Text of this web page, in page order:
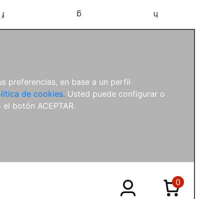
preferencias, en base a un perfil
de cookies. Usted puede configurar o
botón ACEPTAR.
f g h
0